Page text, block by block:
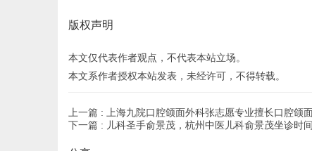
版权声明
本文仅代表作者观点，不代表本站立场。
本文系作者授权本站发表，未经许可，不得转载。
上一篇 :
上海九院口腔颌面外科张志愿专业擅长口腔颌
下一篇 : 儿科圣手俞景茂，杭州中医儿科俞景茂坐诊时